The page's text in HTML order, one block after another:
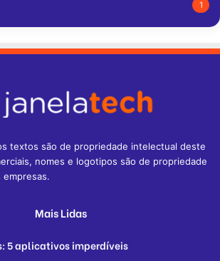
1
textos são de propriedade intelectual deste
nomes e logotipos são de propriedade
Mais Lidas
5 aplicativos imperdíveis